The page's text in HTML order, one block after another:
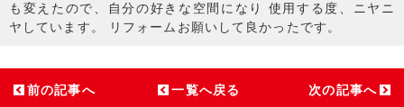
も変えたので、自分の好きな空間になり 使用する度、ニヤニ
ヤしています。 リフォームお願いして良かったです。
前の記事へ 一覧へ戻る 次の記事へ